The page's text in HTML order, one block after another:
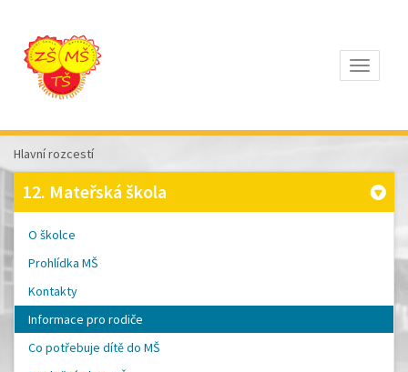
ZÁKLADNÍ
ŠKOLA
TOMÁŠE
ŠOBRA
A
M ATEŘSKÁ
PÍSEK
Hlavní rozcestí
12. Mateřská škola
O školce
Prohlídka MŠ
Kontakty
Informace pro rodiče
Co potřebuje dítě do MŠ